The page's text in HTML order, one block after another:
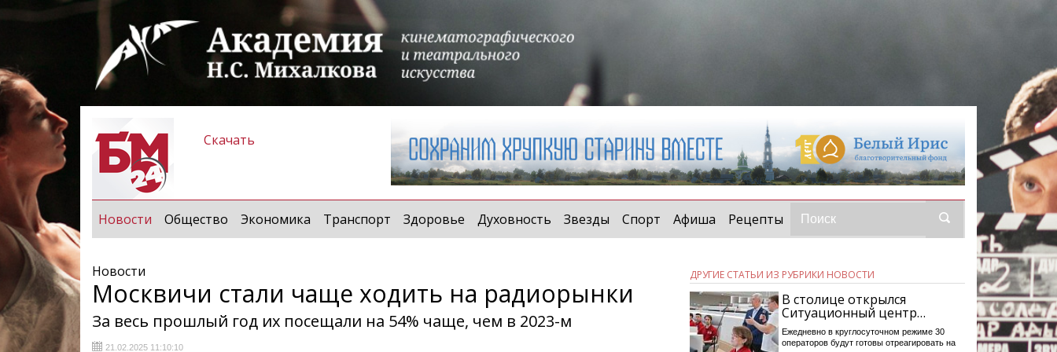
Скачать
Новости (current)
Общество Экономика Транспорт Здоровье Духовность Звезды Спорт Афиша Рецепты
Новости
Москвичи стали чаще ходить на радиорынки
За весь прошлый год их посещали на 54% чаще, чем в 2023-м
21.02.2025 11:10:10
ДРУГИЕ СТАТЬИ ИЗ РУБРИКИ НОВОСТИ
В столице открылся
Ситуационный центр…
Ежедневно в круглосуточном режиме 30
операторов будут готовы отреагировать на